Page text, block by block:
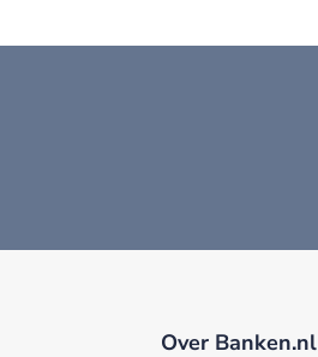
Over Banken.nl